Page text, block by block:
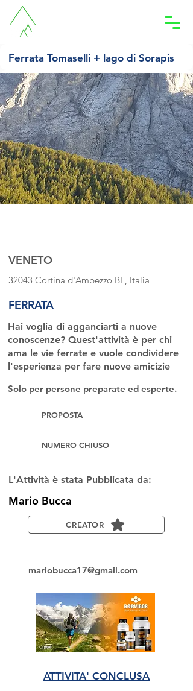
Ferrata Tomaselli + lago di Sorapis
VENETO
32043 Cortina d'Ampezzo BL, Italia
FERRATA
Hai voglia di agganciarti a nuove
conoscenze? Quest'attività è per chi
ama le vie ferrate e vuole condividere
l'esperienza per fare nuove amicizie
Solo per persone preparate ed esperte.
PROPOSTA
NUMERO CHIUSO
L'Attività è stata Pubblicata da:
Mario Bucca
CREATOR
mariobucca17@gmail.com
ATTIVITA' CONCLUSA